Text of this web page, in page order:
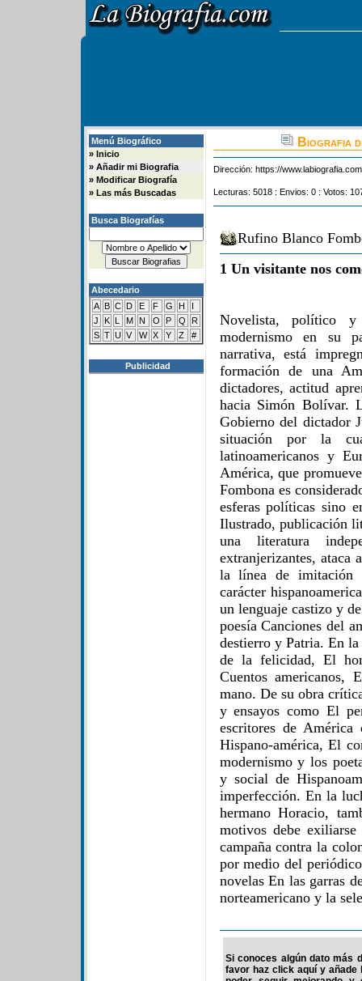
Menú Biográfico
» Inicio
» Añadir mi Biografia
» Modificar Biografía
» Las más Buscadas
Busca Biografías
Abecedario
A B C D E F G H
I
J
K L M N O P Q
R
S T U V W X Y Z #
Publicidad
Biografia
Dirección: https://
Lecturas: 5018 : Envios: 0 : Votos:
Rufino Blanco
1 Un visitante nos
Novelista, político y
modernismo en su
narrativa, está
formación de una
dictadores, actitud
hacia Simón Bolívar.
Gobierno del dictador
situación por la
latinoamericanos y
América, que
Fombona es
esferas políticas sino
Ilustrado, publicación
una literatura
extranjerizantes, ataca
la línea de imitación
carácter
un lenguaje castizo y
poesía Canciones del
destierro y Patria. En
de la felicidad, El
Cuentos
mano. De su obra
y ensayos como El
escritores de
Hispano-américa, El
modernismo y los
y social de
imperfección. En la
hermano Horacio,
motivos debe
campaña contra la
por medio del
novelas En las garras
norteamericano y la
Si conoces algún dato más
favor haz click aquí y